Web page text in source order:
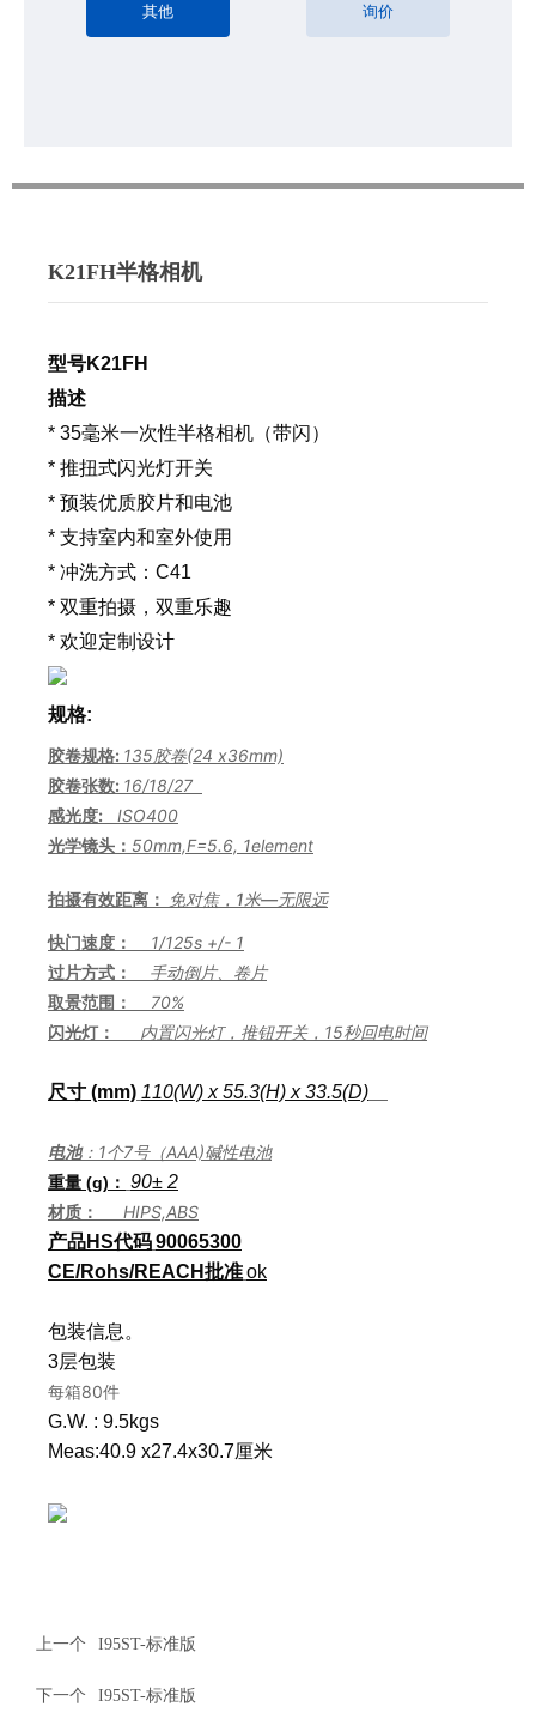
其他 询价
K21FH半格相机
型号K21FH
描述
* 35毫米一次性半格相机（带闪）
* 推扭式闪光灯开关
* 预装优质胶片和电池
* 支持室内和室外使用
* 冲洗方式： C41
* 双重拍摄，双重乐趣
* 欢迎定制设计
规格:
胶卷规格: 135胶卷(24 x36mm)
胶卷张数: 16/18/27
感光度: ISO400
光学镜头： 50mm,F=5.6, 1element
拍摄有效距离： 免对焦，1米—无限远
快门速度：
1/125s +/- 1
过片方式： 手动倒片、卷片
取景范围：
70%
闪光灯： 内置闪光灯，推钮开关，15秒回电时间
尺寸 (mm) 110(W) x 55.3(H) x 33.5(D)
电池：1个7号（AAA)碱性电池
重量 (g)： 90± 2
材质： HIPS,ABS
产品HS代码90065300
CE/Rohs/REACH批准ok
包装信息。
3层包装
每箱80件
G.W. : 9.5kgs
Meas:40.9 x27.4x30.7厘米
上一个 I95ST-标准版
下一个 I95ST-标准版